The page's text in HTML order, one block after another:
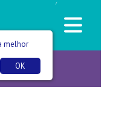
/
Luisa Silva
melhor
OK